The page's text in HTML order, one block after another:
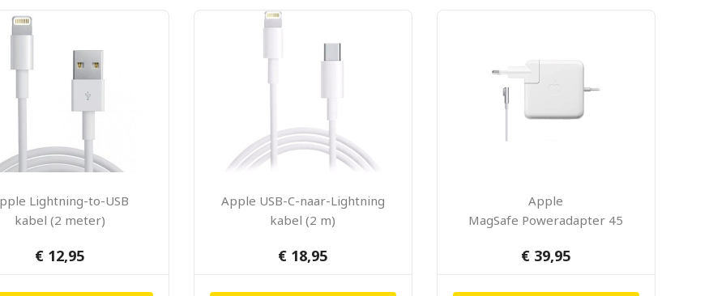
Lightning-to-USB
kabel (2 meter)
€ 12,95
Apple USB-C-naar-Lightning
kabel (2 m)
€ 18,95
Apple
MagSafe Poweradapter 45
€ 39,95